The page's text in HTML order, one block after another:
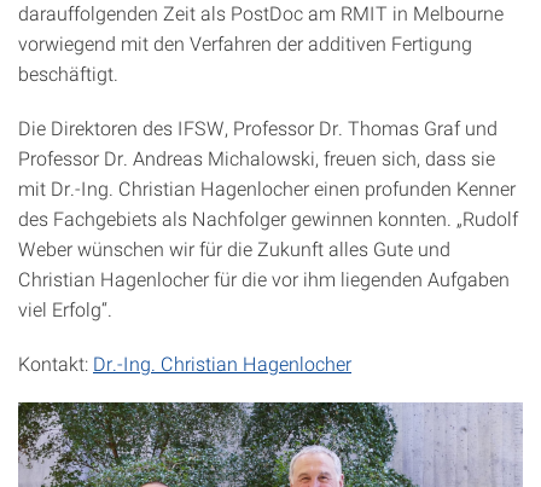
darauffolgenden Zeit als PostDoc am RMIT in Melbourne
vorwiegend mit den Verfahren der additiven Fertigung
beschäftigt.
Die Direktoren des IFSW, Professor Dr. Thomas Graf und
Professor Dr. Andreas Michalowski, freuen sich, dass sie
mit Dr.-Ing. Christian Hagenlocher einen profunden Kenner
des Fachgebiets als Nachfolger gewinnen konnten. „Rudolf
Weber wünschen wir für die Zukunft alles Gute und
Christian Hagenlocher für die vor ihm liegenden Aufgaben
viel Erfolg“.
Kontakt: Dr.-Ing. Christian Hagenlocher